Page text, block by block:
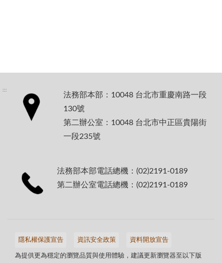
:::
法務部本部：10048 台北市重慶南路一段
130號
第二辦公室：10048 台北市中正區貴陽街
一段235號
法務部本部電話總機：(02)2191-0189
第二辦公室電話總機：(02)2191-0189
隱私權保護宣告 資訊安全政策 資料開放宣告
為提供更為穩定的瀏覽品質與使用體驗，建議更新瀏覽器至以下版